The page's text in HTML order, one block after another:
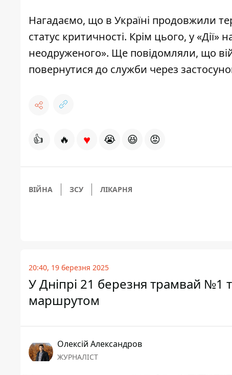
Нагадаємо, що в Україні продовжили
статус критичності. Крім цього, у «Дії»
неодруженого». Ще повідомляли, що
повернутися до служби через
👍 🔥 ♥ 😭 😆 😡
ВІЙНА ЗСУ ЛІКАРНЯ
20:40, 19 березня 2025
У Дніпрі 21 березня трамвай №1
маршрутом
Олексій Александров
ЖУРНАЛІСТ